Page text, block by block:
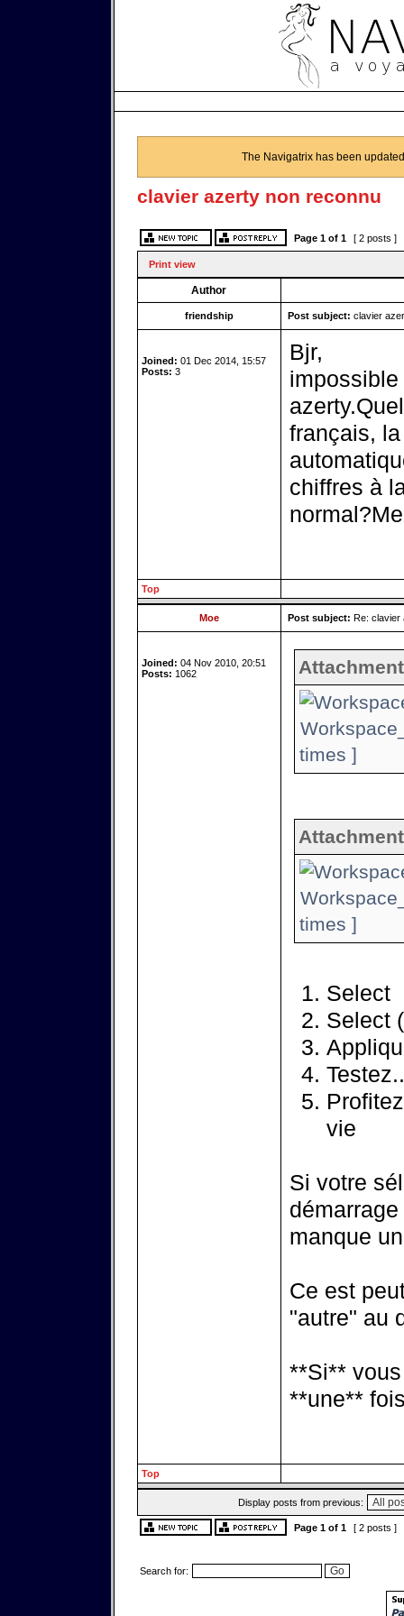
The Navigatrix has been
clavier azerty non reconnu
Page 1of 1 [ 2 posts ]
Print view
Author
friendship Post subject: clavier
Joined: 01 Dec 2014, 15:57
Posts: 3
Bjr,
français,
chiffres à
Top
Moe Post subject: Re: clavier
Joined: 04 Nov 2010, 20:51
Posts: 1062
times ]
times ]
Select
Select
vie
Si votre
manque
Ce est
"autre" au
**Si**
**une**
Top
Display posts from previous:
Page 1of 1 [ 2 posts ]
Search for: